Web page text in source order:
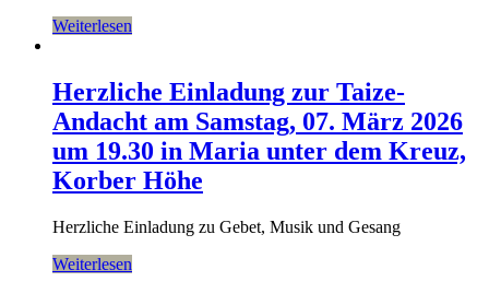
Weiterlesen
Herzliche Einladung zur Taize-
Andacht am Samstag, 07. März 2026
um 19.30 in Maria unter dem Kreuz,
Korber Höhe
Herzliche Einladung zu Gebet, Musik und Gesang
Weiterlesen